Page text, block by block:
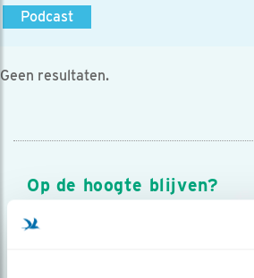
Podcast
Geen resultaten.
Op de hoogte blijven?
Meld je aan en ontvang nieuws,
over vogels en activiteiten van